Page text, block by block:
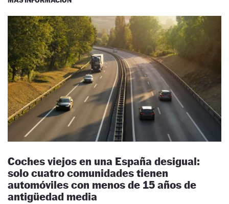
Coches viejos en una España desigual:
solo cuatro comunidades tienen
automóviles con menos de 15 años de
antigüedad media